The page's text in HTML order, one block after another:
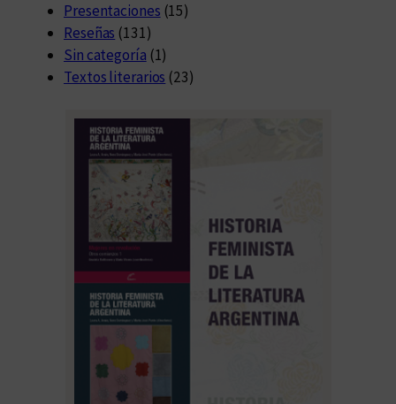
Presentaciones (15)
Reseñas (131)
Sin categoría (1)
Textos literarios (23)